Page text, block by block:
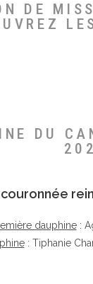
DE
DU
couronnée
dauphine:
: Tiphanie